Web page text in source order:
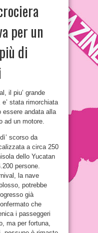
per un
di
il piu’ grande
stata rimorchiata
essere andata alla
ad un motore.
scorso da
a circa 250
dello Yucatan
persone.
la nave
potrebbe
già
che
i passeggeri
ma per fortuna,